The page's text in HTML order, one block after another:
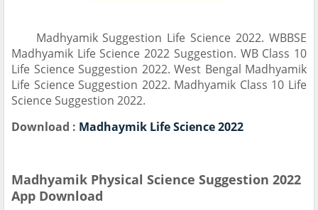
Madhyamik Suggestion Life Science 2022. WBBSE
Madhyamik Life Science 2022 Suggestion. WB Class 10
Life Science Suggestion 2022. West Bengal Madhyamik
Life Science Suggestion 2022. Madhyamik Class 10 Life
Science Suggestion 2022.
Download : Madhaymik Life Science 2022
Madhyamik Physical Science Suggestion 2022
App Download